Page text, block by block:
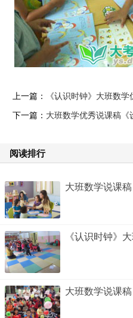
上一篇：
《认识时钟》大班数
下一篇： 大班数学优秀说课稿《
阅读排行
大班数学说课
《认识时钟》
大班数学说课